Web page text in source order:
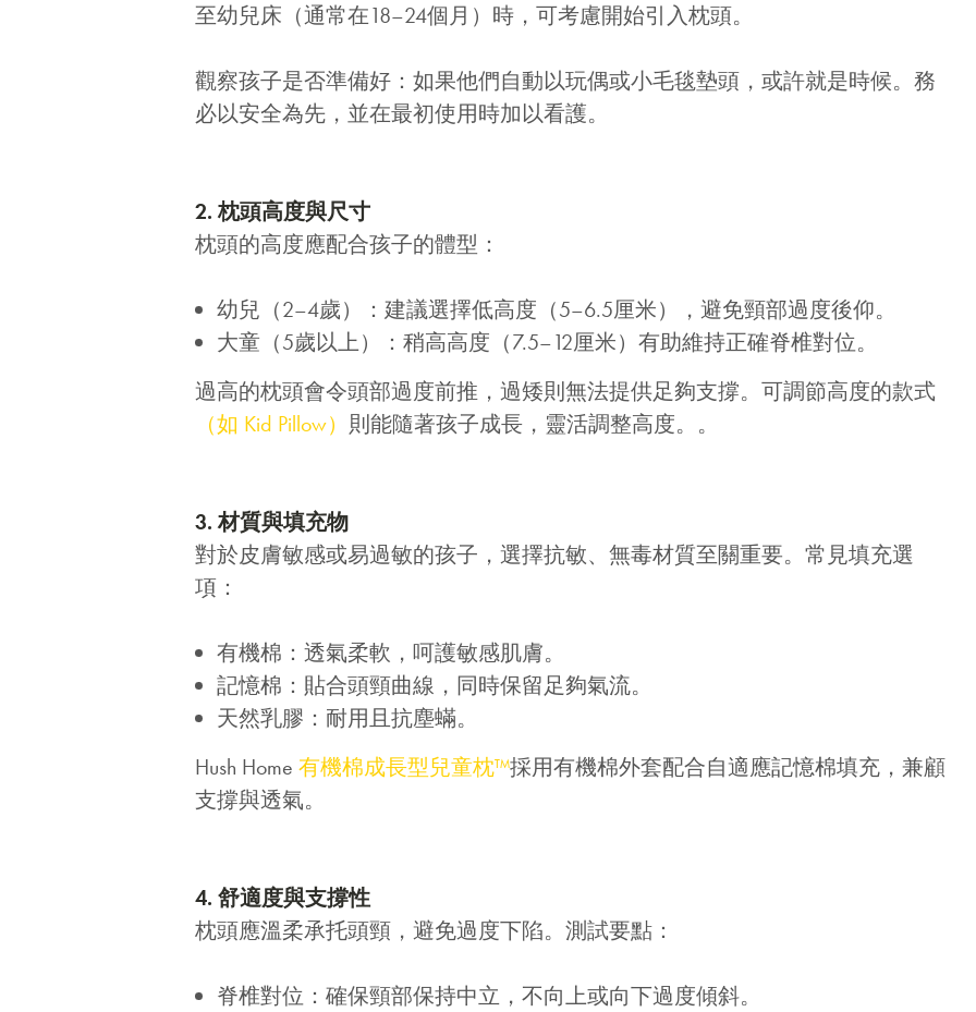
至幼兒床（通常在18–24個月）時，可考慮開始引入枕頭。
觀察孩子是否準備好：如果他們自動以玩偶或小毛毯墊頭，或許就是時候。務
必以安全為先，並在最初使用時加以看護。
2. 枕頭高度與尺寸
枕頭的高度應配合孩子的體型：
幼兒（2–4歲）：建議選擇低高度（5–6.5厘米），避免頸部過度後仰。
大童（5歲以上）：稍高高度（7.5–12厘米）有助維持正確脊椎對位。
過高的枕頭會令頭部過度前推，過矮則無法提供足夠支撐。可調節高度的款式
（如 Kid Pillow） 則能隨著孩子成長，靈活調整高度。。
3. 材質與填充物
對於皮膚敏感或易過敏的孩子，選擇抗敏、無毒材質至關重要。常見填充選
項：
有機棉：透氣柔軟，呵護敏感肌膚。
記憶棉：貼合頭頸曲線，同時保留足夠氣流。
天然乳膠：耐用且抗塵蟎。
Hush Home 有機棉成長型兒童枕™採用有機棉外套配合自適應記憶棉填充，兼顧
支撐與透氣。
4. 舒適度與支撐性
枕頭應溫柔承托頭頸，避免過度下陷。測試要點：
脊椎對位：確保頸部保持中立，不向上或向下過度傾斜。